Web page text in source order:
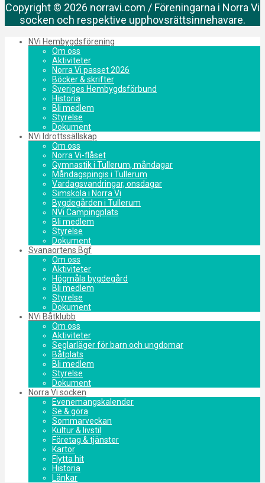
Copyright © 2026 norravi.com / Föreningarna i Norra Vi
socken och respektive upphovsrättsinnehavare.
NVi Hembygdsförening
Om oss
Aktiviteter
Norra Vi passet 2026
Böcker & skrifter
Sveriges Hembygdsförbund
Historia
Bli medlem
Styrelse
Dokument
NVi Idrottssällskap
Om oss
Norra Vi-flåset
Gymnastik i Tullerum, måndagar
Måndagspingis i Tullerum
Vardagsvandringar, onsdagar
Simskola i Norra Vi
Bygdegården i Tullerum
NVi Campingplats
Bli medlem
Styrelse
Dokument
Svanaortens Bgf
Om oss
Aktiviteter
Högmåla bygdegård
Bli medlem
Styrelse
Dokument
NVi Båtklubb
Om oss
Aktiviteter
Seglarläger för barn och ungdomar
Båtplats
Bli medlem
Styrelse
Dokument
Norra Vi socken
Evenemangskalender
Se & göra
Sommarveckan
Kultur & livstil
Företag & tjänster
Kartor
Flytta hit
Historia
Länkar